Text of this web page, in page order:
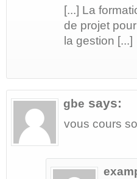
[...] La
de projet
la gestion [...]
gbe says:
vous cours